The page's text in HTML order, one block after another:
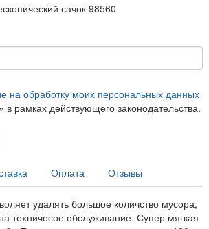
сачок 98560
на обработку моих персональных данных
рамках действующего законодательства.
Оплата Отзывы
удалять большое количство мусора,
техничесое обслуживание. Супер мягкая